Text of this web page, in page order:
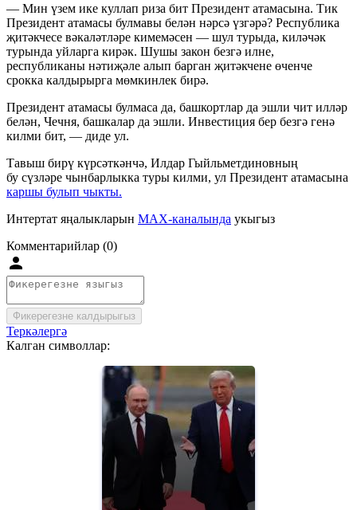
— Мин үзем ике куллап риза бит Президент атамасына. Тик
Президент атамасы булмавы белән нәрсә үзгәрә? Республика
җитәкчесе вәкаләтләре кимемәсен — шул турыда, киләчәк
турында уйларга кирәк. Шушы закон безгә илне,
республиканы нәтиҗәле алып барган җитәкчене өченче
срокка калдырырга мөмкинлек бирә.
Президент атамасы булмаса да, башкортлар да эшли чит илләр
белән, Чечня, башкалар да эшли. Инвестиция бер безгә генә
килми бит, — диде ул.
Тавыш бирү күрсәткәнчә, Илдар Гыйльметдиновның
бу сүзләре чынбарлыкка туры килми, ул Президент атамасына
каршы булып чыкты.
Интертат яңалыкларын MAX-каналында укыгыз
Комментарийлар (0)
Фикерегезне калдырыгыз
Теркәлергә
Калган символлар: